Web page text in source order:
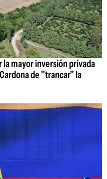
mayor inversión privada
de "trancar" la